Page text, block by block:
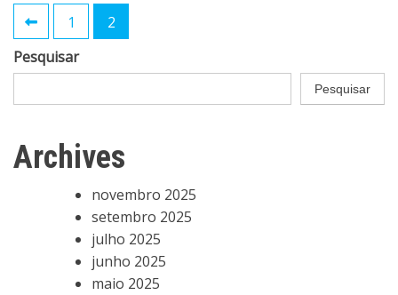
Paginação
de
1
2
Pesquisar
Pesquisar
Archives
novembro 2025
setembro 2025
julho 2025
junho 2025
maio 2025